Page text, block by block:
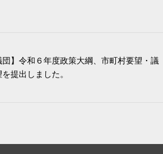
団】令和６年度政策大綱、市町村要望・議
を提出しました。